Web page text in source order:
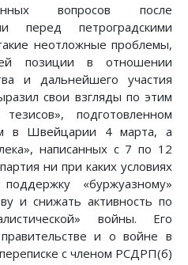
вопросов после
перед петроградскими
неотложные проблемы,
позиции в отношении
и дальнейшего участия
свои взгляды по этим
подготовленном
в Швейцарии 4 марта, а
написанных с 7 по 12
ни при каких условиях
«буржуазному»
и снижать активность по
войны. Его
и о войне в
с членом РСДРП(б)